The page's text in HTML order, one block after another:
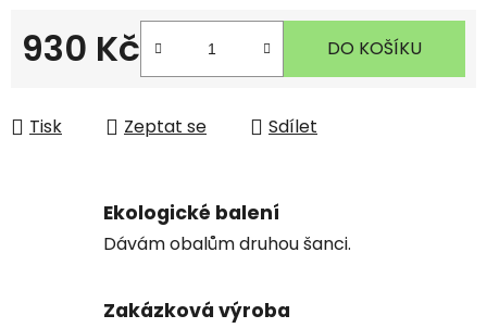
930 Kč DO KOŠÍKU
Tisk Zeptat se Sdílet
Ekologické balení
Dávám obalům druhou šanci.
Zakázková výroba